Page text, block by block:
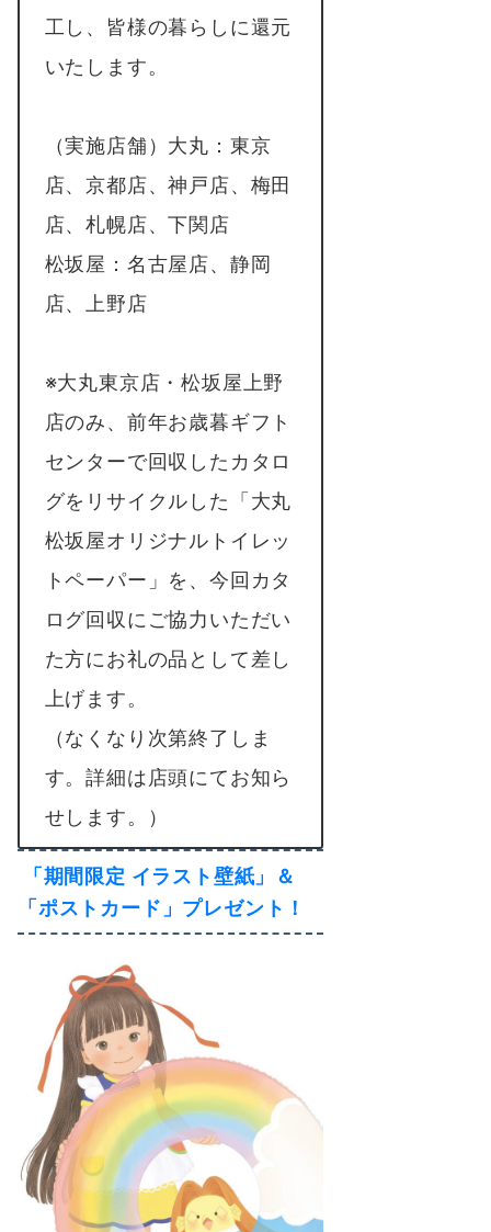
工し、皆様の暮らしに還元
いたします。
（実施店舗）大丸：東京
店、京都店、神戸店、梅田
店、札幌店、下関店
松坂屋：名古屋店、静岡
店、上野店
※大丸東京店・松坂屋上野
店のみ、前年お歳暮ギフト
センターで回収したカタロ
グをリサイクルした「大丸
松坂屋オリジナルトイレッ
トペーパー」を、今回カタ
ログ回収にご協力いただい
た方にお礼の品として差し
上げます。
（なくなり次第終了しま
す。詳細は店頭にてお知ら
せします。）
「期間限定 イラスト壁紙」＆
「ポストカード」プレゼント！